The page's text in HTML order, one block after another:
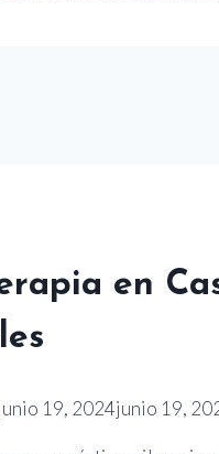
en
19, 2024junio 19,